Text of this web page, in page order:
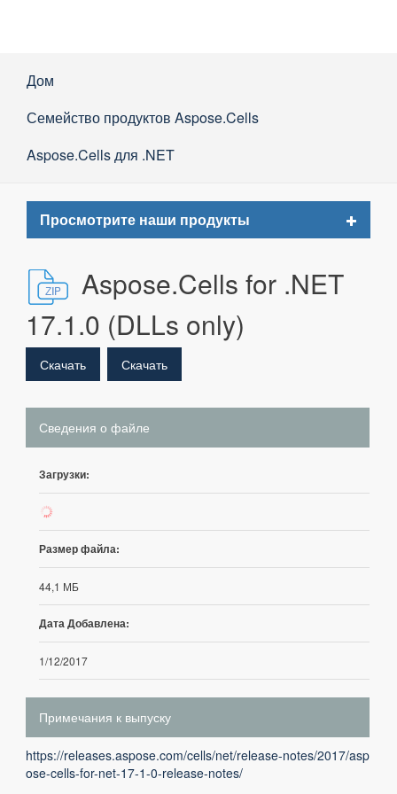
Дом
Семейство продуктов Aspose.Cells
Aspose.Cells для .NET
Просмотрите наши продукты
Toggle
Aspose.Cells for .NET
17.1.0 (DLLs only)
Скачать Скачать
Сведения о файле
Загрузки:
306
Размер файла:
44,1 МБ
Дата Добавлена:
1/12/2017
Примечания к выпуску
https://releases.aspose.com/cells/net/release-notes/2017/asp
ose-cells-for-net-17-1-0-release-notes/